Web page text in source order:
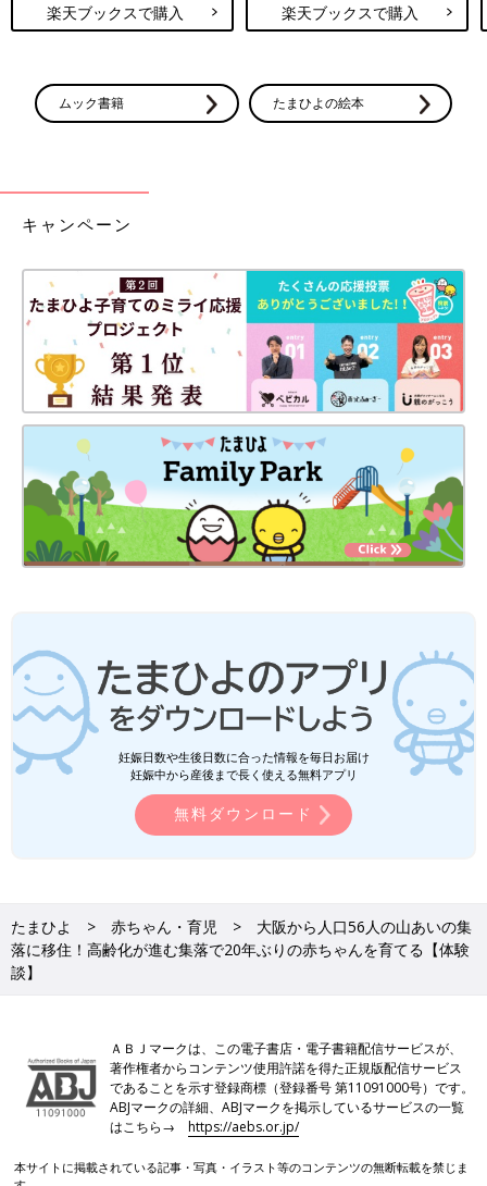
楽天ブックスで購入 楽天ブックスで購入
ムック書籍 たまひよの絵本
キャンペーン
妊娠日数や生後日数に合った情報を毎日お届け
妊娠中から産後まで長く使える無料アプリ
無料ダウンロード
たまひよ 赤ちゃん・育児
大阪から人口56人の山あいの集
落に移住！高齢化が進む集落で20年ぶりの赤ちゃんを育てる【体験
談】
ＡＢＪマークは、この電子書店・電子書籍配信サービスが、
著作権者からコンテンツ使用許諾を得た正規版配信サービス
であることを示す登録商標（登録番号 第11091000号）です。
ABJマークの詳細、ABJマークを掲示しているサービスの一覧
はこちら→https://aebs.or.jp/
本サイトに掲載されている記事・写真・イラスト等のコンテンツの無断転載を禁じま